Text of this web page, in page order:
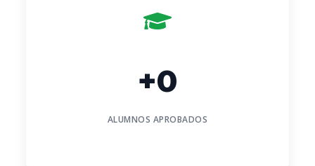
+0
ALUMNOS APROBADOS